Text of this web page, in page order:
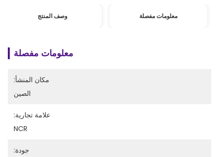
معلومات مفصلة وصف المنتج
معلومات مفصلة
مكان المنشأ:
الصين
علامة تجارية:
NCR
جودة: